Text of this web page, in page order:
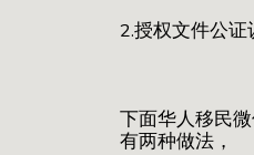
2.授权文件公证
下面华人移民
有两种做法，